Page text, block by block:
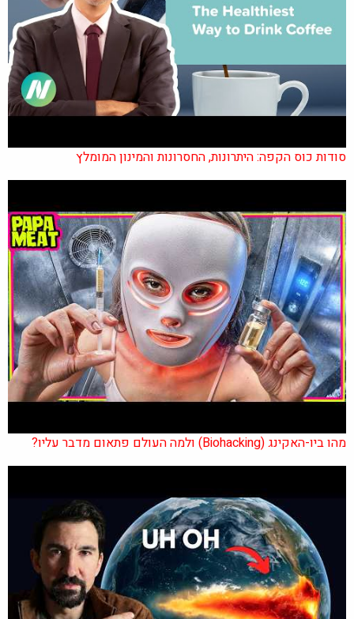
סודות כוס הקפה: היתרונות, החסרונות והמינון המומלץ
מהו ביו-האקינג (Biohacking) ולמה העולם פתאום מדבר עליו?